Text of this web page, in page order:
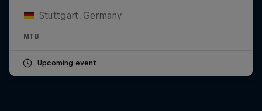
Stuttgart, Germany
MTB
Upcoming event